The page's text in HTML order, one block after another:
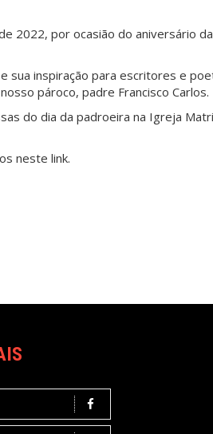
2022, por ocasião do aniversário
sua inspiração para escritores e
pároco, padre Francisco Carlos.
do dia da padroeira na Igreja
neste link.